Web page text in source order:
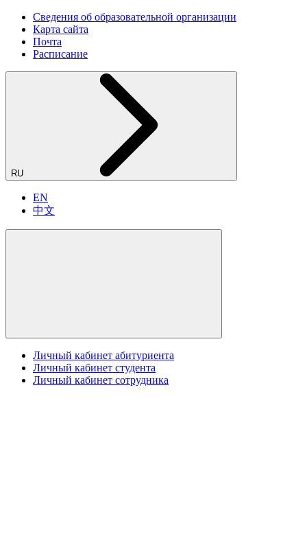
Сведения об образовательной организации
Карта сайта
Почта
Расписание
RU
EN
中文
Личный кабинет абитуриента
Личный кабинет студента
Личный кабинет сотрудника